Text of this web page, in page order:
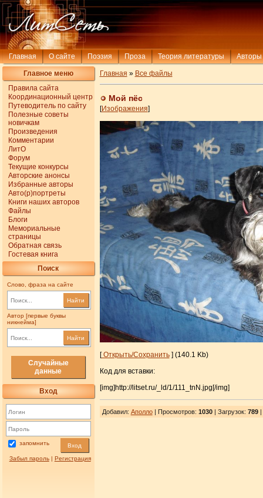
Главная О сайте Поэзия Проза Теория литературы Авторы
Главное меню
Правила сайта
Координационный центр
Путеводитель по сайту
Полезные советы
новичкам
Произведения
Комментарии
ЛитО
Форум
Текущие конкурсы
Авторские анонсы
Избранные авторы
Авто(р)портреты
Книги наших авторов
Файлы
Блоги
Мемориальные
страницы
Обратная связь
Гостевая книга
Поиск
Слово, фраза на сайте
Найти
Автор [первые буквы
никнейма]
Найти
Случайные
данные
Вход
запомнить Вход
Забыл пароль| Регистрация
Главная » Все файлы
Мой пёс
[Изображения]
[Открыть/Сохранить] (140.1 Kb)
Код для вставки:
[img]http://litset.ru/_ld/1/111_tnN.jpg[/img]
Добавил: Аполло| Просмотров: 1030| Загрузок: 789|